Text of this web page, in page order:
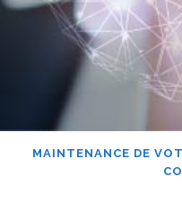
MAINTENANCE DE